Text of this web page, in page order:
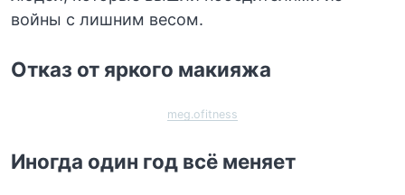
войны с лишним весом.
Отказ от яркого макияжа
meg.ofitness
Иногда один год всё меняет